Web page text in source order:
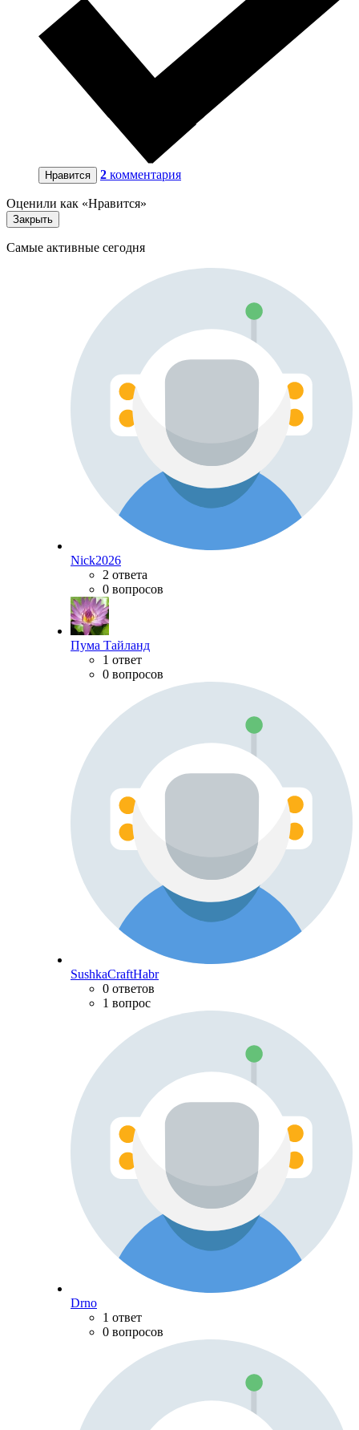
Нравится 2 комментария
Оценили как «Нравится»
Закрыть
Самые активные сегодня
Nick2026
2 ответа
0 вопросов
Пума Тайланд
1 ответ
0 вопросов
SushkaCraftHabr
0 ответов
1 вопрос
Drno
1 ответ
0 вопросов